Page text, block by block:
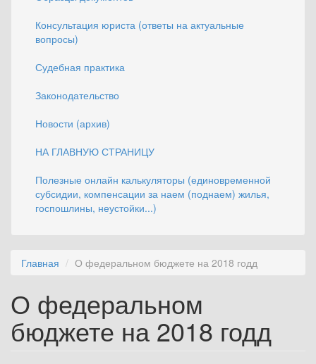
Консультация юриста (ответы на актуальные
вопросы)
Судебная практика
Законодательство
Новости (архив)
НА ГЛАВНУЮ СТРАНИЦУ
Полезные онлайн калькуляторы (единовременной
субсидии, компенсации за наем (поднаем) жилья,
госпошлины, неустойки...)
Главная О федеральном бюджете на 2018 годд
О федеральном
бюджете на 2018 годд